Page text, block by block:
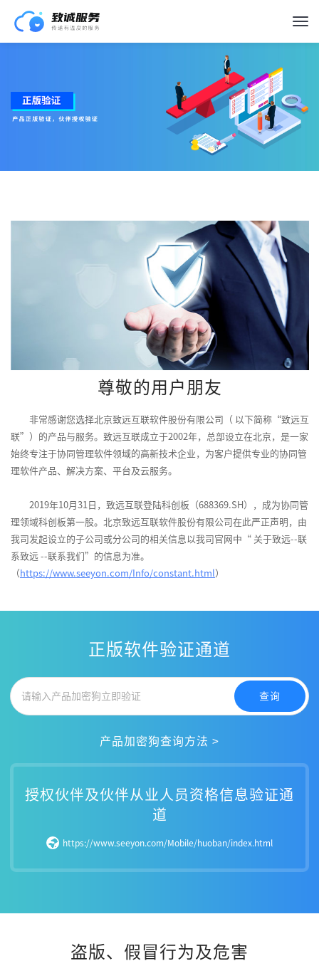
尊敬的用户朋友
非常感谢您选择北京致远互联软件股份有限公司（ 以下简称“致远互
联”）的产品与服务。致远互联成立于2002年，总部设立在北京，是一家
始终专注于协同管理软件领域的高新技术企业，为客户提供专业的协同管
理软件产品、解决方案、平台及云服务。
2019年10月31日，致远互联登陆科创板（688369.SH），成为协同管
理领域科创板第一股。北京致远互联软件股份有限公司在此严正声明，由
我司发起设立的子公司或分公司的相关信息以我司官网中“ 关于致远--联
系致远 --联系我们”的信息为准。
（ https://www.seeyon.com/Info/constant.html ）
正版软件验证通道
查询
产品加密狗查询方法 >
授权伙伴及伙伴从业人员资格信息验证通
道
https://www.seeyon.com/Mobile/huoban/index.html
盗版、假冒行为及危害